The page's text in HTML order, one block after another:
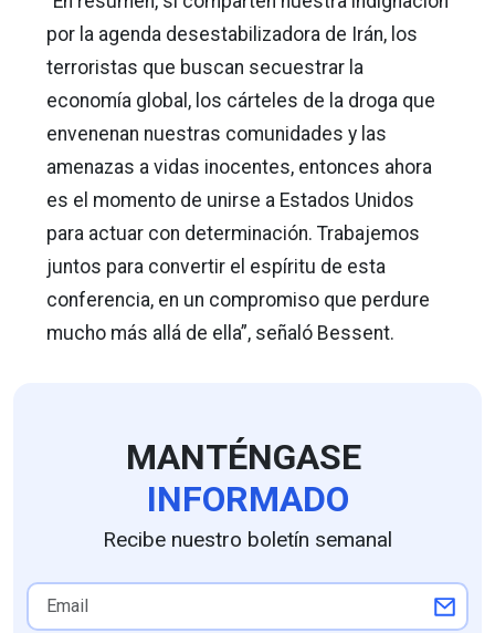
por la agenda desestabilizadora de Irán, los
terroristas que buscan secuestrar la
economía global, los cárteles de la droga que
envenenan nuestras comunidades y las
amenazas a vidas inocentes, entonces ahora
es el momento de unirse a Estados Unidos
para actuar con determinación. Trabajemos
juntos para convertir el espíritu de esta
conferencia, en un compromiso que perdure
mucho más allá de ella”, señaló Bessent.
MANTÉNGASE
INFORMADO
Recibe nuestro boletín semanal